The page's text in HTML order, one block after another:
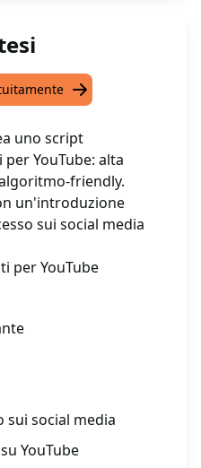
uno script
YouTube: alta
friendly.
un'introduzione
sui social media
per YouTube
sui social media
YouTube